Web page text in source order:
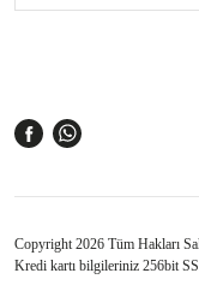
Copyright 2026 Tüm Hakları
Kredi kartı bilgileriniz 256bit